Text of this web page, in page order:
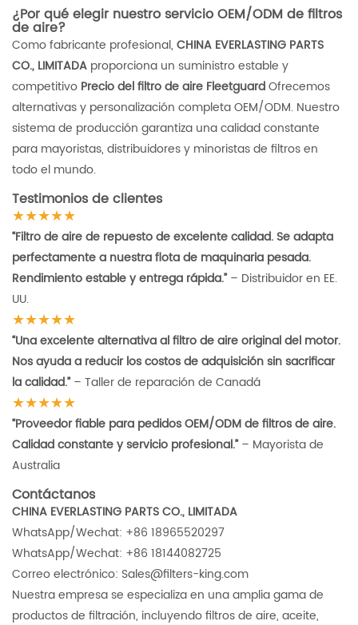
¿Por qué elegir nuestro servicio OEM/ODM de filtros
de aire?
Como fabricante profesional, CHINA EVERLASTING PARTS
CO., LIMITADA proporciona un suministro estable y
competitivo Precio del filtro de aire FleetguardOfrecemos
alternativas y personalización completa OEM/ODM. Nuestro
sistema de producción garantiza una calidad constante
para mayoristas, distribuidores y minoristas de filtros en
todo el mundo.
Testimonios de clientes
★★★★★
“Filtro de aire de repuesto de excelente calidad. Se adapta
perfectamente a nuestra flota de maquinaria pesada.
Rendimiento estable y entrega rápida.”– Distribuidor en EE.
UU.
★★★★★
“Una excelente alternativa al filtro de aire original del motor.
Nos ayuda a reducir los costos de adquisición sin sacrificar
la calidad.”– Taller de reparación de Canadá
★★★★★
“Proveedor fiable para pedidos OEM/ODM de filtros de aire.
Calidad constante y servicio profesional.”– Mayorista de
Australia
Contáctanos
CHINA EVERLASTING PARTS CO., LIMITADA
WhatsApp/Wechat: +86 18965520297
WhatsApp/Wechat: +86 18144082725
Correo electrónico: Sales@filters-king.com
Nuestra empresa se especializa en una amplia gama de
productos de filtración, incluyendo filtros de aire, aceite,